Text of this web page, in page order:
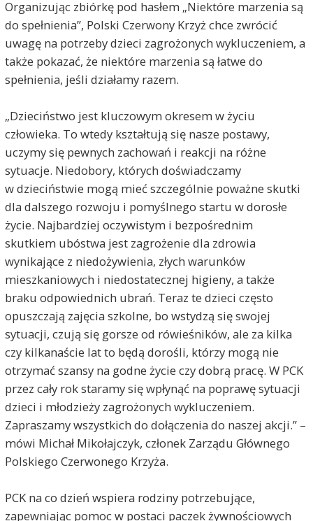
Organizując zbiórkę pod hasłem „Niektóre marzenia są
do spełnienia”, Polski Czerwony Krzyż chce zwrócić
uwagę na potrzeby dzieci zagrożonych wykluczeniem, a
także pokazać, że niektóre marzenia są łatwe do
spełnienia, jeśli działamy razem.
„Dzieciństwo jest kluczowym okresem w życiu
człowieka. To wtedy kształtują się nasze postawy,
uczymy się pewnych zachowań i reakcji na różne
sytuacje. Niedobory, których doświadczamy
w dzieciństwie mogą mieć szczególnie poważne skutki
dla dalszego rozwoju i pomyślnego startu w dorosłe
życie. Najbardziej oczywistym i bezpośrednim
skutkiem ubóstwa jest zagrożenie dla zdrowia
wynikające z niedożywienia, złych warunków
mieszkaniowych i niedostatecznej higieny, a także
braku odpowiednich ubrań. Teraz te dzieci często
opuszczają zajęcia szkolne, bo wstydzą się swojej
sytuacji, czują się gorsze od rówieśników, ale za kilka
czy kilkanaście lat to będą dorośli, którzy mogą nie
otrzymać szansy na godne życie czy dobrą pracę. W PCK
przez cały rok staramy się wpłynąć na poprawę sytuacji
dzieci i młodzieży zagrożonych wykluczeniem.
Zapraszamy wszystkich do dołączenia do naszej akcji.” –
mówi Michał Mikołajczyk, członek Zarządu Głównego
Polskiego Czerwonego Krzyża.
PCK na co dzień wspiera rodziny potrzebujące,
zapewniając pomoc w postaci paczek żywnościowych